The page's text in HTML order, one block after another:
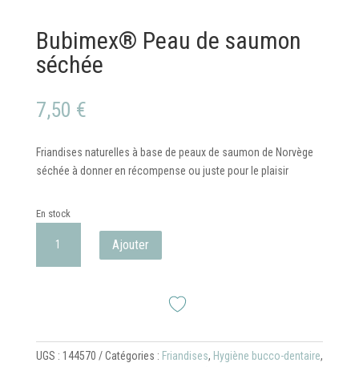
Bubimex® Peau de saumon
séchée
7,50 €
Friandises naturelles à base de peaux de saumon de Norvège
séchée à donner en récompense ou juste pour le plaisir
En stock
Bubimex®
séchée
Ajouter
UGS : 144570 Catégories : Friandises, Hygiène bucco-dentaire,